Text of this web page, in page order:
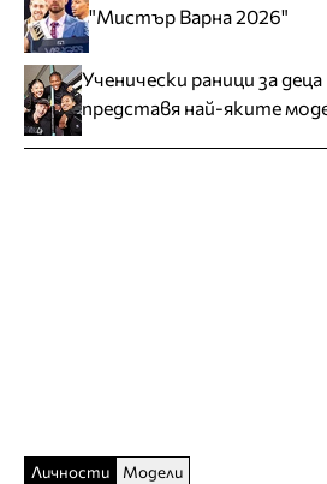
"Мистър Варна 2026"
Ученически раници за
представя най-яките
Личности Модели